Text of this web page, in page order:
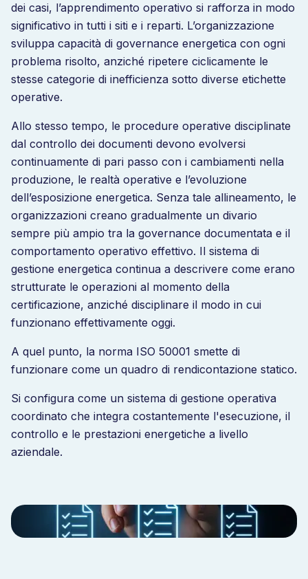
dei casi, l’apprendimento operativo si rafforza in modo
significativo in tutti i siti e i reparti. L’organizzazione
sviluppa capacità di governance energetica con ogni
problema risolto, anziché ripetere ciclicamente le
stesse categorie di inefficienza sotto diverse etichette
operative.
Allo stesso tempo, le procedure operative disciplinate
dal controllo dei documenti devono evolversi
continuamente di pari passo con i cambiamenti nella
produzione, le realtà operative e l’evoluzione
dell’esposizione energetica. Senza tale allineamento, le
organizzazioni creano gradualmente un divario
sempre più ampio tra la governance documentata e il
comportamento operativo effettivo. Il sistema di
gestione energetica continua a descrivere come erano
strutturate le operazioni al momento della
certificazione, anziché disciplinare il modo in cui
funzionano effettivamente oggi.
A quel punto, la norma ISO 50001 smette di
funzionare come un quadro di rendicontazione statico.
Si configura come un sistema di gestione operativa
coordinato che integra costantemente l'esecuzione, il
controllo e le prestazioni energetiche a livello
aziendale.